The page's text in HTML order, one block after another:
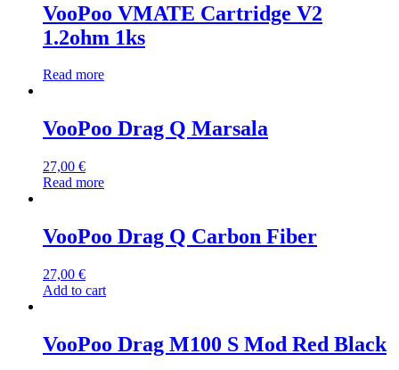
VooPoo VMATE Cartridge V2
1.2ohm 1ks
Read more
VooPoo Drag Q Marsala
27,00 €
Read more
VooPoo Drag Q Carbon Fiber
27,00 €
Add to cart
VooPoo Drag M100 S Mod Red Black